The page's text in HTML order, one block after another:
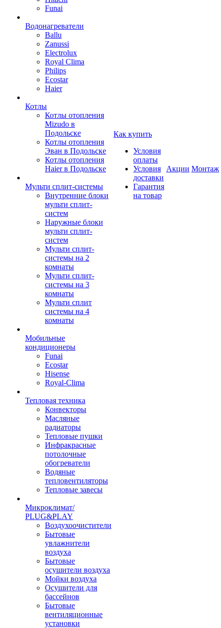
Funai
Водонагреватели
Ballu
Zanussi
Electrolux
Royal Clima
Philips
Ecostar
Haier
Котлы
Котлы отопления
Mizudo в
Подольске
Котлы отопления
Эван в Подольске
Котлы отопления
Haier в Подольске
Мульти сплит-системы
Внутренние блоки
мульти сплит-
систем
Наружные блоки
мульти сплит-
систем
Мульти сплит-
системы на 2
комнаты
Мульти сплит-
системы на 3
комнаты
Мульти сплит
системы на 4
комнаты
Мобильные
кондиционеры
Funai
Ecostar
Hisense
Royal-Clima
Тепловая техника
Конвекторы
Масляные
радиаторы
Тепловые пушки
Инфракрасные
потолочные
обогреватели
Водяные
тепловентиляторы
Тепловые завесы
Микроклимат/
PLUG&PLAY
Воздухоочистители
Бытовые
увлажнители
воздуха
Бытовые
осушители воздуха
Мойки воздуха
Осушители для
бассейнов
Бытовые
вентиляционные
установки
Как купить
Условия
оплаты
Условия
доставки
Гарантия
на товар
Акции Монтаж